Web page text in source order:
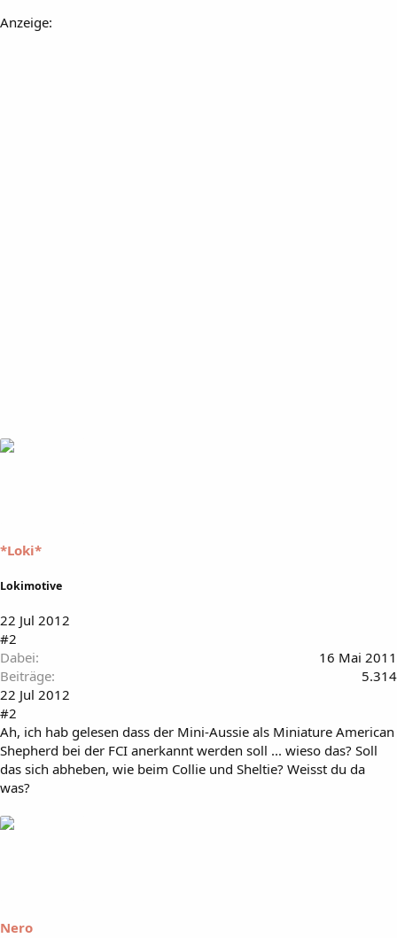
Anzeige:
*Loki*
Lokimotive
22 Jul 2012
#2
Dabei
16 Mai 2011
Beiträge
5.314
22 Jul 2012
#2
Ah, ich hab gelesen dass der Mini-Aussie als Miniature American
Shepherd bei der FCI anerkannt werden soll ... wieso das? Soll
das sich abheben, wie beim Collie und Sheltie? Weisst du da
was?
Nero